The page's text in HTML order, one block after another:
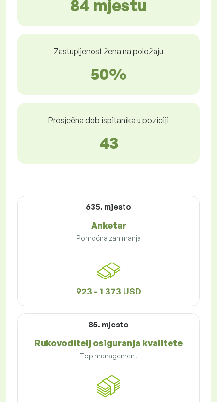
84 mjestu
Zastupljenost žena na položaju
50%
Prosječna dob ispitanika u poziciji
43
635. mjesto
Anketar
Pomoćna zanimanja
923 - 1 373 USD
85. mjesto
Rukovoditelj osiguranja kvalitete
Top management